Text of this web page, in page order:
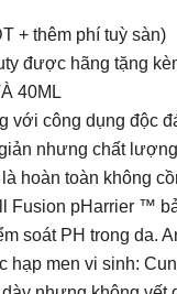
+ thêm phí tuỳ sàn)
được hãng tặng
40ML
với công dụng độc
nhưng chất lượng
hoàn toàn không
Fusion pHarrier ™
soát PH trong da.
hạp men vi sinh: